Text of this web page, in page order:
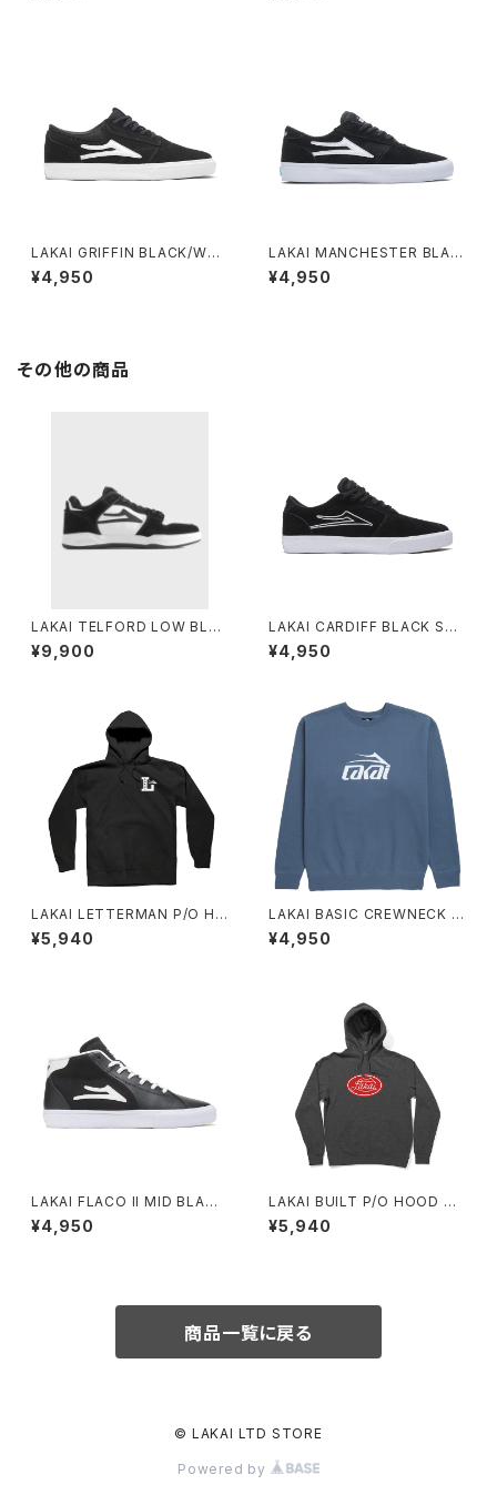
LAKAI GRIFFIN BLACK/WHI
TE SUEDE
¥4,950
LAKAI MANCHESTER BLAC
K SUEDE
¥4,950
その他の商品
LAKAI TELFORD LOW BLA
CK WHITE
¥9,900
LAKAI CARDIFF BLACK SUE
DE
¥4,950
LAKAI LETTERMAN P/O HO
OD BLACK
¥5,940
LAKAI BASIC CREWNECK S
TEEL BLUE
¥4,950
LAKAI FLACO II MID BLAC
K/WHITE LEATHER
¥4,950
LAKAI BUILT P/O HOOD BL
ACK PIGMENT DYE
¥5,940
商品一覧に戻る
© LAKAI LTD STORE
Powered by